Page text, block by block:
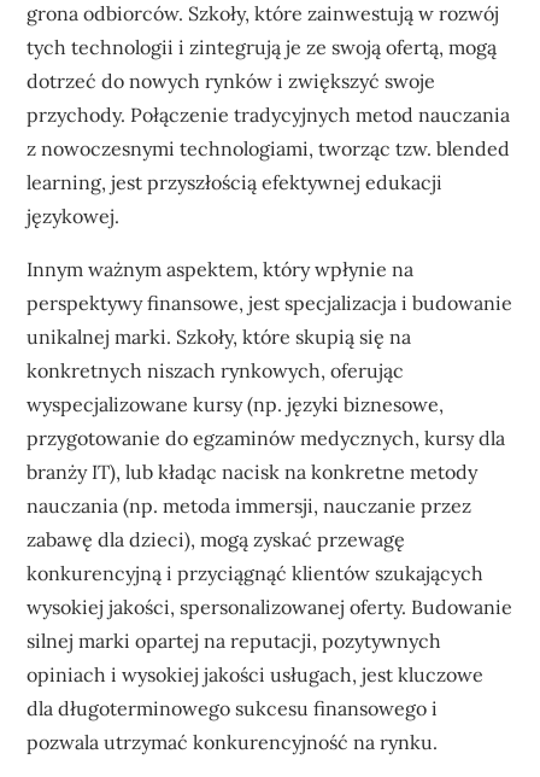
grona odbiorców. Szkoły, które zainwestują w rozwój
tych technologii i zintegrują je ze swoją ofertą, mogą
dotrzeć do nowych rynków i zwiększyć swoje
przychody. Połączenie tradycyjnych metod nauczania
z nowoczesnymi technologiami, tworząc tzw. blended
learning, jest przyszłością efektywnej edukacji
językowej.
Innym ważnym aspektem, który wpłynie na
perspektywy finansowe, jest specjalizacja i budowanie
unikalnej marki. Szkoły, które skupią się na
konkretnych niszach rynkowych, oferując
wyspecjalizowane kursy (np. języki biznesowe,
przygotowanie do egzaminów medycznych, kursy dla
branży IT), lub kładąc nacisk na konkretne metody
nauczania (np. metoda immersji, nauczanie przez
zabawę dla dzieci), mogą zyskać przewagę
konkurencyjną i przyciągnąć klientów szukających
wysokiej jakości, spersonalizowanej oferty. Budowanie
silnej marki opartej na reputacji, pozytywnych
opiniach i wysokiej jakości usługach, jest kluczowe
dla długoterminowego sukcesu finansowego i
pozwala utrzymać konkurencyjność na rynku.